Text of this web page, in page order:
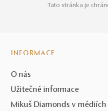
Tato stránka je
INFORMACE
O nás
Užitečné informace
Mikuš Diamonds v médiích